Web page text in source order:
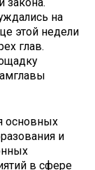
нa
этой недели
глав.
основных
и
в сфере